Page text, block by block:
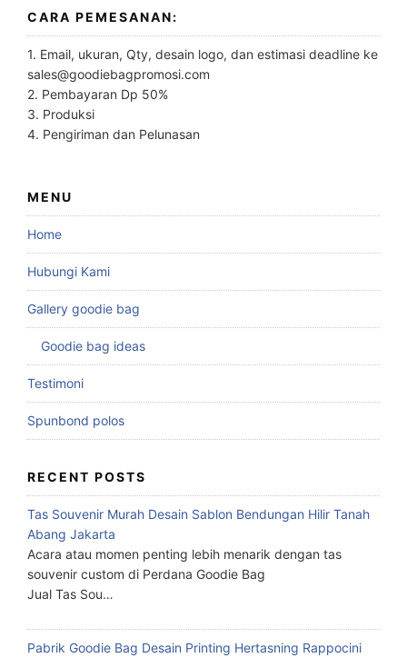
CARA PEMESANAN:
1. Email, ukuran, Qty, desain logo, dan estimasi deadline ke
sales@goodiebagpromosi.com
2. Pembayaran Dp 50%
3. Produksi
4. Pengiriman dan Pelunasan
MENU
Home
Hubungi Kami
Gallery goodie bag
Goodie bag ideas
Testimoni
Spunbond polos
RECENT POSTS
Tas Souvenir Murah Desain Sablon Bendungan Hilir Tanah
Abang Jakarta
Acara atau momen penting lebih menarik dengan tas
souvenir custom di Perdana Goodie Bag
Jual Tas Sou…
Pabrik Goodie Bag Desain Printing Hertasning Rappocini